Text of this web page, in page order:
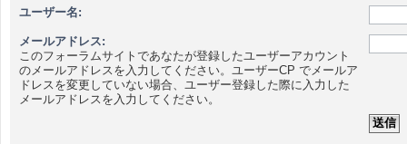
ユーザー名:
メールアドレス:
このフォーラムサイトであなたが登録したユーザーアカウント
のメールアドレスを入力してください。ユーザーCP でメールア
ドレスを変更していない場合、ユーザー登録した際に入力した
メールアドレスを入力してください。